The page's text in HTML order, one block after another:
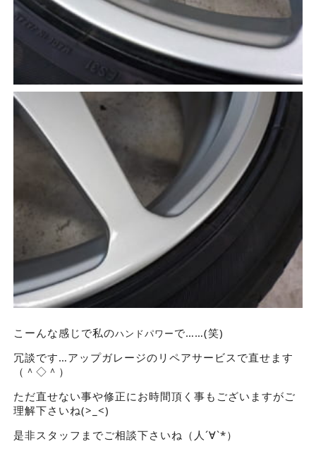
こーんな感じで私のハンドパワーで……(笑)
冗談です…アップガレージのリペアサービスで直せます
（＾◇＾）
ただ直せない事や修正にお時間頂く事もございますがご
理解下さいね(>_<)
是非スタッフまでご相談下さいね（人´∀`*）